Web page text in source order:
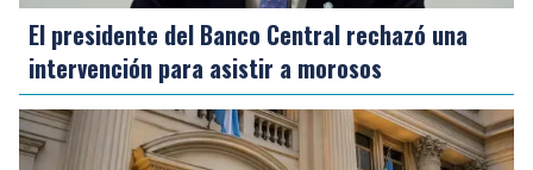
El presidente del Banco Central rechazó una
intervención para asistir a morosos